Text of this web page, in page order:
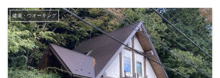
健康・ウオーキング